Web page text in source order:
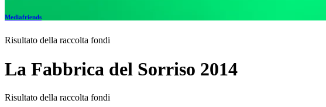
Mediafriends
Risultato della raccolta fondi
La Fabbrica del Sorriso 2014
Risultato della raccolta fondi